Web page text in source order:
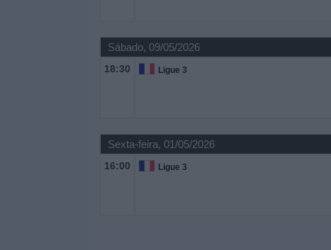
Sábado, 09/05/2026
18:30 Ligue 3
Sexta-feira, 01/05/2026
16:00 Ligue 3